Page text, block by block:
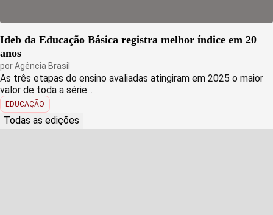
Ideb da Educação Básica registra melhor índice em 20
anos
porAgência Brasil
As três etapas do ensino avaliadas atingiram em 2025 o maior
valor de toda a série...
EDUCAÇÃO
Todas as edições